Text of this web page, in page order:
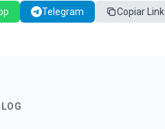
Telegram Copiar Link